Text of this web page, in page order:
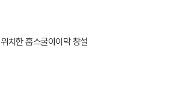
치한훕스굴아이막창설